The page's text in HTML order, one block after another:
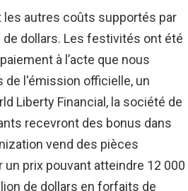
les autres coûts supportés par
dollars. Les festivités ont été
à l’acte que nous
de l'émission officielle, un
Liberty Financial, la société de
recevront des bonus dans
vend des pièces
prix pouvant atteindre 12 000
de dollars en forfaits de